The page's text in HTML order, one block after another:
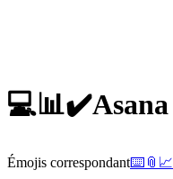
💻📊✔️Asana
Émojis correspondant⌨️ 📎 📈